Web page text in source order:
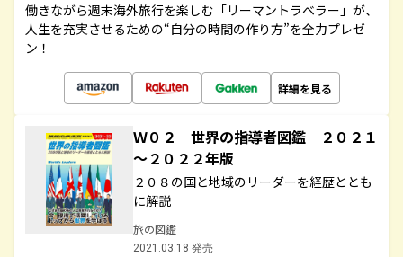
働きながら週末海外旅行を楽しむ「リーマントラベラー」が、
人生を充実させるための“自分の時間の作り方”を全力プレゼ
ン！
詳細を見る
Ｗ０２ 世界の指導者図鑑 ２０２１
～２０２２年版
２０８の国と地域のリーダーを経歴ととも
に解説
旅の図鑑
2021.03.18 発売